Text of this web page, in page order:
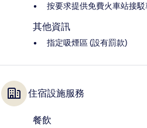
按要求提供免費火車站接
其他資訊
指定吸煙區 (設有罰款)
住宿設施服務
餐飲